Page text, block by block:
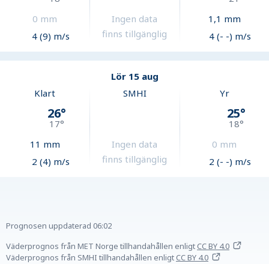
0 mm
4 (9) m/s
Ingen data
finns tillgänglig
1,1 mm
4 (- -) m/s
Lör 15 aug
Klart
26°
17°
11 mm
2 (4) m/s
SMHI
Ingen data
finns tillgänglig
Yr
25°
18°
0 mm
2 (- -) m/s
Prognosen uppdaterad 06:02
Väderprognos från MET Norge tillhandahållen enligtCC BY 4.0
Väderprognos från SMHI tillhandahållen enligtCC BY 4.0